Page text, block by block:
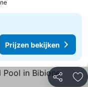
Prijzen bekijken
Delen